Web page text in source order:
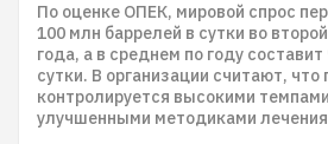
По оценке ОПЕК, мировой спрос
100 млн баррелей в сутки во
года, а в среднем по году
сутки. В организации считают,
контролируется высокими
улучшенными методиками